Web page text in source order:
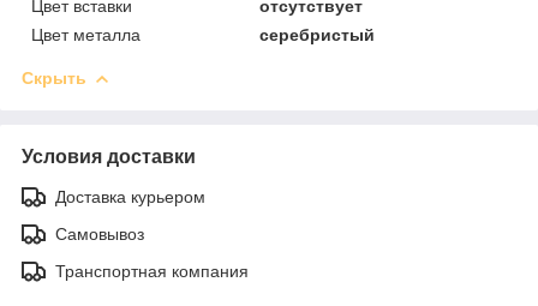
Цвет вставки
отсутствует
Цвет металла
серебристый
Скрыть
Условия доставки
Доставка курьером
Самовывоз
Транспортная компания